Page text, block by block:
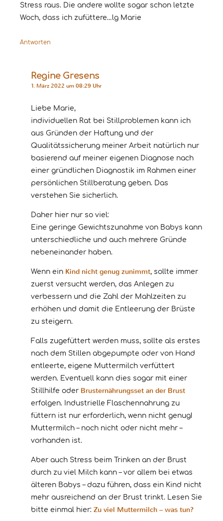
Stress raus. Die andere wollte sogar schon letzte
Woch, dass ich zufüttere…lg Marie
Antworten
Regine Gresens
1. März 2022 um 08:29 Uhr
Liebe Marie,
individuellen Rat bei Stillproblemen kann ich
aus Gründen der Haftung und der
Qualitätssicherung meiner Arbeit natürlich nur
basierend auf meiner eigenen Diagnose nach
einer gründlichen Diagnostik im Rahmen einer
persönlichen Stillberatung geben. Das
verstehen Sie sicherlich.
Daher hier nur so viel:
Eine geringe Gewichtszunahme von Babys kann
unterschiedliche und auch mehrere Gründe
nebeneinander haben.
Wenn ein Kind nicht genug zunimmt, sollte immer
zuerst versucht werden, das Anlegen zu
verbessern und die Zahl der Mahlzeiten zu
erhöhen und damit die Entleerung der Brüste
zu steigern.
Falls zugefüttert werden muss, sollte als erstes
nach dem Stillen abgepumpte oder von Hand
entleerte, eigene Muttermilch verfüttert
werden. Eventuell kann dies sogar mit einer
Stillhilfe oder Brusternährungsset an der Brust
erfolgen. Industrielle Flaschennahrung zu
füttern ist nur erforderlich, wenn nicht genug!
Muttermilch – noch nicht oder nicht mehr –
vorhanden ist.
Aber auch Stress beim Trinken an der Brust
durch zu viel Milch kann – vor allem bei etwas
älteren Babys – dazu führen, dass ein Kind nicht
mehr ausreichend an der Brust trinkt. Lesen Sie
bitte einmal hier: Zu viel Muttermilch – was tun?